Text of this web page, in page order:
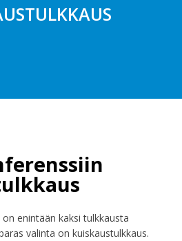
on enintään kaksi tulkkausta
valinta on kuiskaustulkkaus.